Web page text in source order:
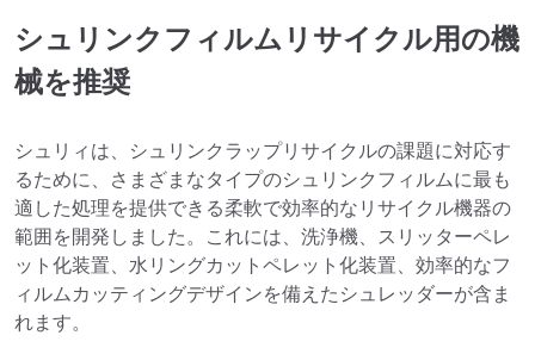
シュリンクフィルムリサイクル用の機
械を推奨
シュリィは、シュリンクラップリサイクルの課題に対応す
るために、さまざまなタイプのシュリンクフィルムに最も
適した処理を提供できる柔軟で効率的なリサイクル機器の
範囲を開発しました。これには、洗浄機、スリッターペレ
ット化装置、水リングカットペレット化装置、効率的なフ
ィルムカッティングデザインを備えたシュレッダーが含ま
れます。